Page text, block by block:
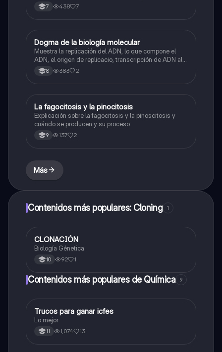
7 438 7
Biologia
Dogma de la biología molecular
Muestra la replicación del ADN, lo que compone el
ADN, el origen de replicacio, transcripción de ADN al
ARN y traducción de ARN a proteína.
8 383 2
Biologia
La fagocitosis y la pinocitosis
Explicación sobre la fagocitosis y la pinoscitosis y
cuándo se producen y su proceso
9 137 2
Más
Contenidos más populares: Cloning 1
Biologia
CLONACIÓN
Biología Génetica
10 92 1
Contenidos más populares de Química 9
Química
Trucos para ganar icfes
Lo mejor
11 1,074 13